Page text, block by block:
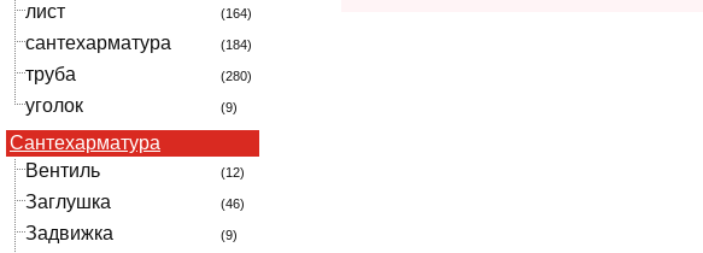
лист (164)
сантехарматура (184)
труба (280)
уголок (9)
Сантехарматура
Вентиль
(12)
Заглушка (46)
Задвижка (9)